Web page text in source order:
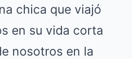
chica que viajó
en su vida corta
nosotros en la